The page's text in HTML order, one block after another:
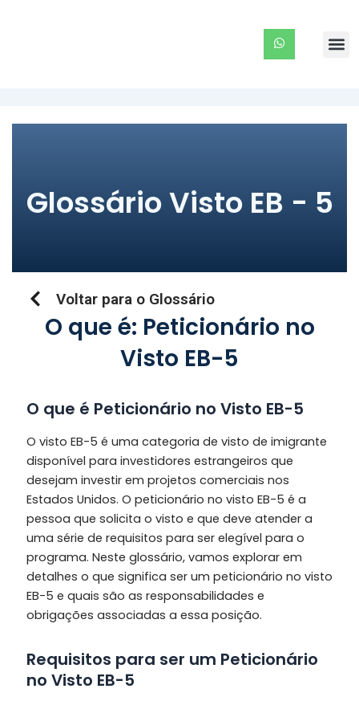
Glossário Visto EB - 5
Voltar para o Glossário
O que é: Peticionário no
Visto EB-5
O que é Peticionário no Visto EB-5
O visto EB-5 é uma categoria de visto de imigrante
disponível para investidores estrangeiros que
desejam investir em projetos comerciais nos
Estados Unidos. O peticionário no visto EB-5 é a
pessoa que solicita o visto e que deve atender a
uma série de requisitos para ser elegível para o
programa. Neste glossário, vamos explorar em
detalhes o que significa ser um peticionário no visto
EB-5 e quais são as responsabilidades e
obrigações associadas a essa posição.
Requisitos para ser um Peticionário
no Visto EB-5